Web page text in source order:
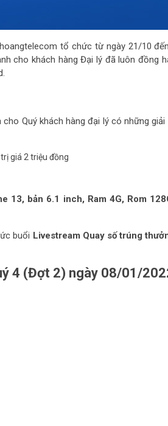
tổ chức từ ngày 21/10
cho khách hàng Đại lý đã luôn đồng
cho Quý khách hàng đại lý có những
giá 2 triệu đồng
13, bản 6.1 inch, Ram 4G, Rom
buổi Livestream Quay số trúng
4 (Đợt 2) ngày 08/01/